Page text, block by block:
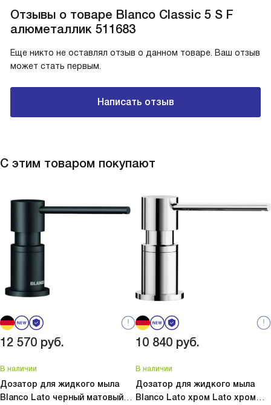
Отзывы о товаре Blanco Classic 5 S F
алюметаллик 511683
Еще никто не оставлял отзыв о данном товаре. Ваш отзыв
может стать первым.
Написать отзыв
С этим товаром покупают
12 570 руб.
В наличии
Дозатор для жидкого мыла
Blanco Lato черный матовый
10 840 руб.
В наличии
Дозатор для жидкого мыла
Blanco Lato хром Lato хром